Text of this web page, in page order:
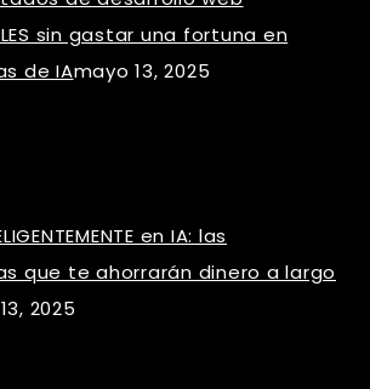
sin gastar una fortuna en
de IAmayo 13, 2025
en IA: las
que te ahorrarán dinero a largo
2025